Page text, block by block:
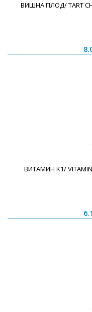
ВИШНА ПЛОД/ TART
ВИТАМИН K1/